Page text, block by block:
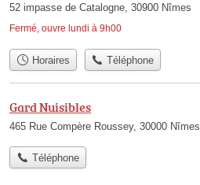
52 impasse de Catalogne, 30900 Nîmes
Fermé, ouvre lundi à 9h00
Horaires Téléphone
Gard Nuisibles
465 Rue Compère Roussey, 30000 Nîmes
Téléphone